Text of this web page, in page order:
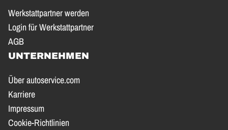
Werkstattpartner werden
Login für Werkstattpartner
AGB
UNTERNEHMEN
Über autoservice.com
Karriere
Impressum
Cookie-Richtlinien